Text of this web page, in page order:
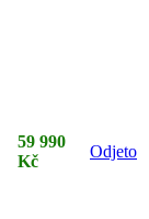
59 990
Kč
Odjeto